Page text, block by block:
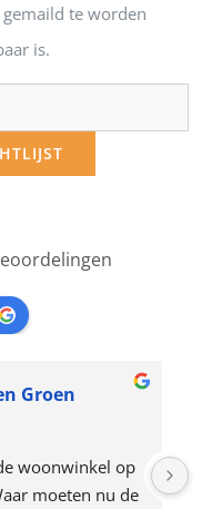
te worden
is.
Groen
woonwinkel op
moeten nu de